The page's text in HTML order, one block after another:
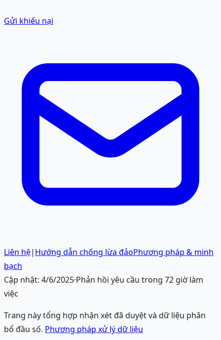
Gửi khiếu nại
Liên hệ| Hướng dẫn chống lừa đảoPhương pháp & minh
bạch
Cập nhật: 4/6/2025·Phản hồi yêu cầu trong 72 giờ làm
việc
Trang này tổng hợp nhận xét đã duyệt và dữ liệu phân
bổ đầu số. Phương pháp xử lý dữ liệu